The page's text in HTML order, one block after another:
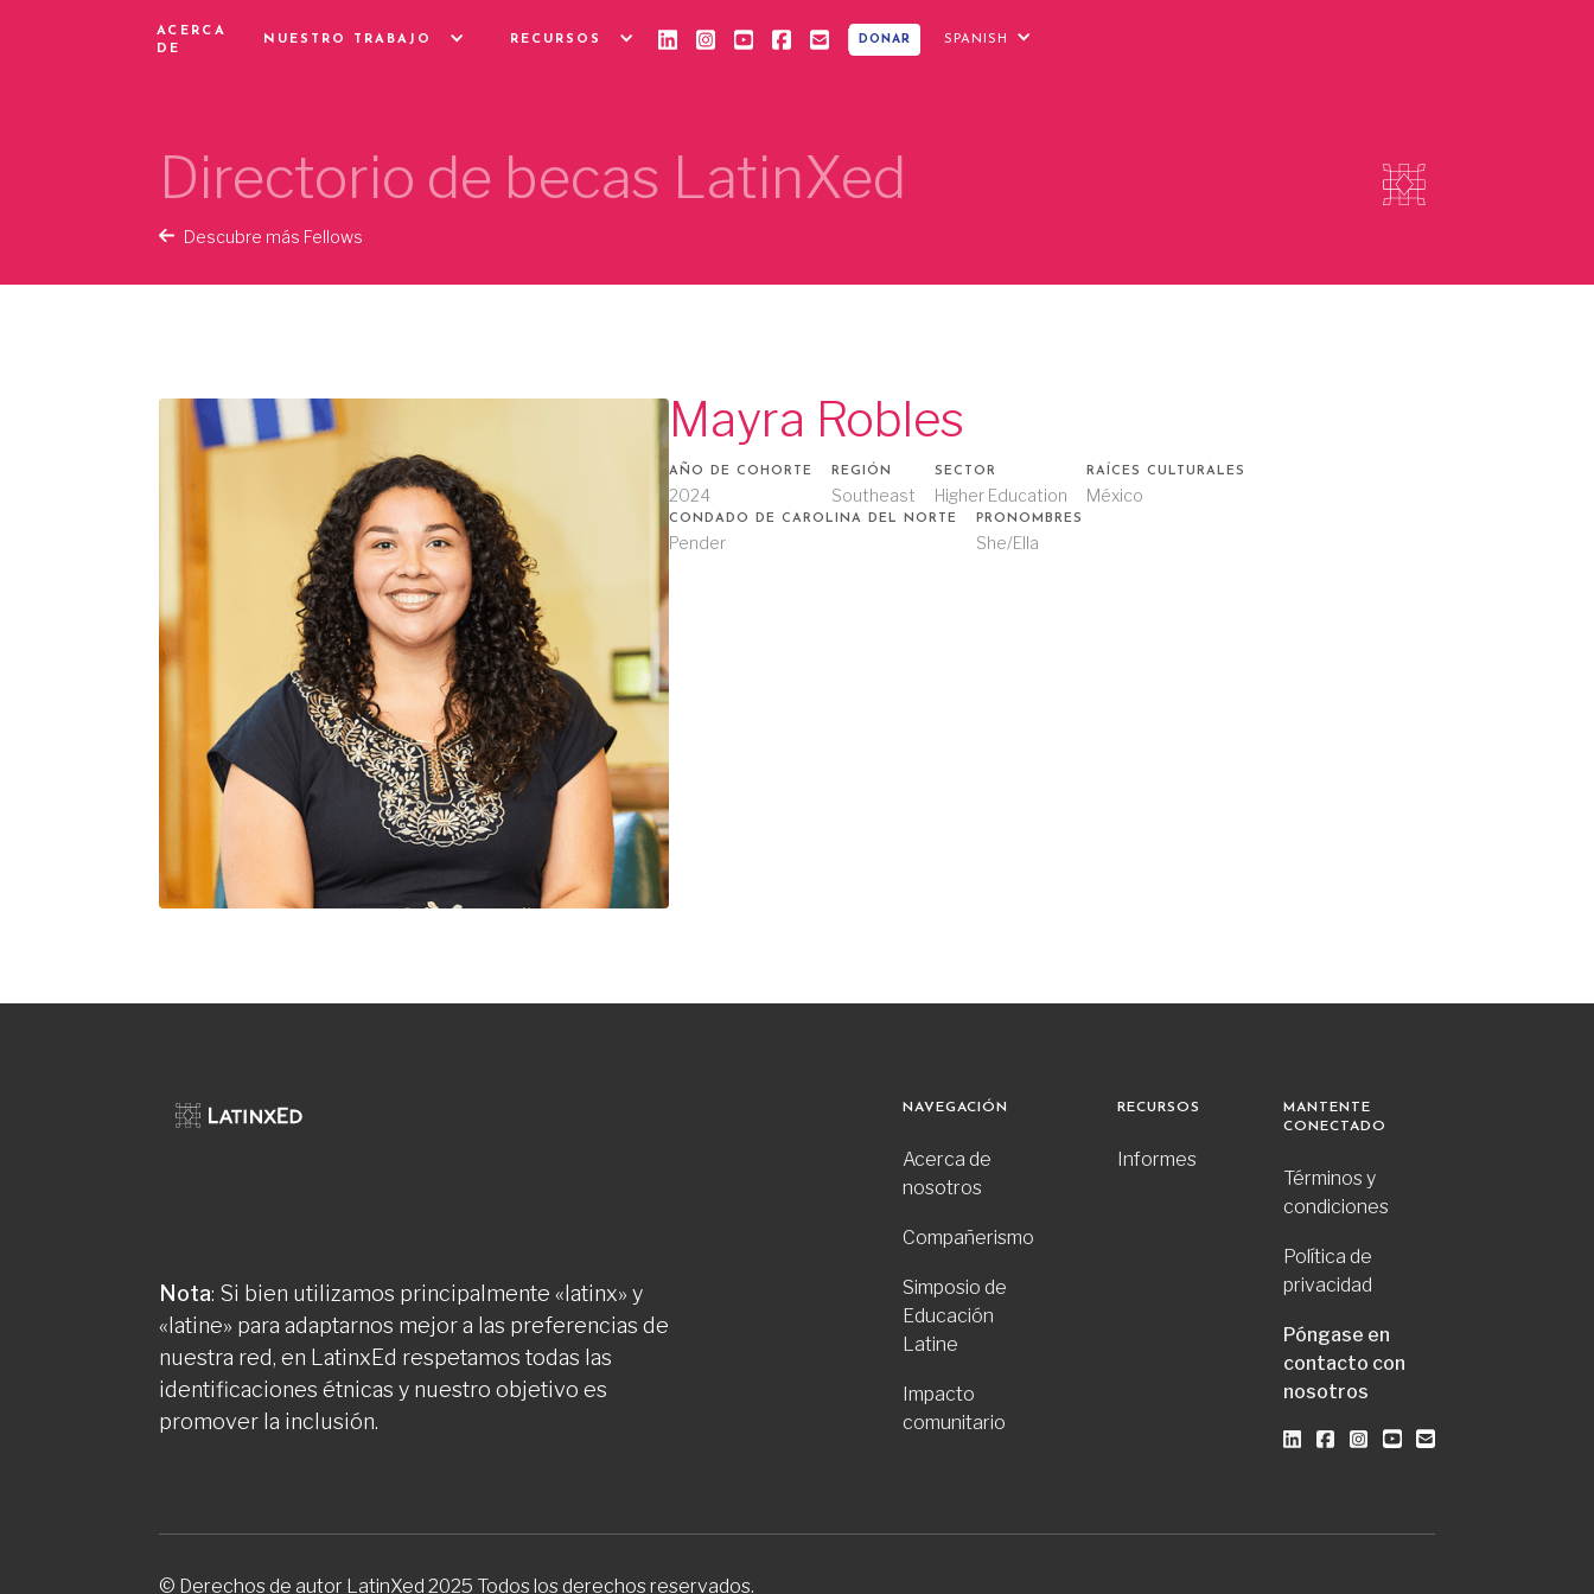
ACERCA
DE
NUESTRO TRABAJO RECURSOS DONAR SPANISH
Directorio de becas LatinXed
Descubre más Fellows
Mayra Robles
AÑO DE COHORTE
2024
REGIÓN
Southeast
SECTOR
Higher Education
RAÍCES CULTURALES
México
CONDADO DE CAROLINA DEL NORTE
Pender
PRONOMBRES
She/Ella
Nota: Si bien utilizamos principalmente «latinx» y
«latine» para adaptarnos mejor a las preferencias de
nuestra red, en LatinxEd respetamos todas las
identificaciones étnicas y nuestro objetivo es
promover la inclusión.
NAVEGACIÓN
Acerca de
nosotros
Compañerismo
Simposio de
Educación
Latine
Impacto
comunitario
RECURSOS
Informes
MANTENTE
CONECTADO
Términos y
condiciones
Política de
privacidad
Póngase en
contacto con
nosotros
© Derechos de autor LatinXed 2025 Todos los derechos reservados.